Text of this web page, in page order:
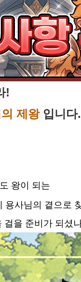
!
제왕입니다.
왕이 되는
용사님의 곁으로
걸을 준비가 되셨